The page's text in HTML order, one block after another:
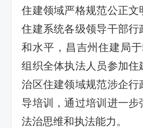
住建领域严格规范公正文
住建系统各级领导干部行
和水平，昌吉州住建局于
组织全体执法人员参加住
治区住建领域规范涉企行
导培训，通过培训进一步
法治思维和执法能力。